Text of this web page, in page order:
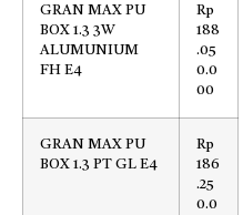
GRAN MAX PU
BOX 1.3 3W
ALUMUNIUM
FH E4
Rp
188
.05
0.0
00
GRAN MAX PU
BOX 1.3 PT GL E4
Rp
186
.25
0.0